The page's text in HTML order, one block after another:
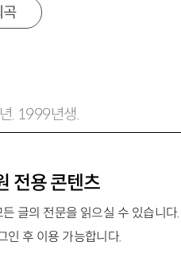
전용 콘텐츠
든 글의 전문을 읽으실 수 있습니다.
인 후 이용 가능합니다.
곡
. 1999년생.